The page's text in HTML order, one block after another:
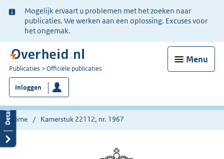
Ter
informatie:
Mogelijk ervaart u problemen met het zoeken naar
publicaties. We werken aan een oplossing. Excuses voor
het ongemak.
Menu
U
bent
nu
hier:
Publicaties Officiële publicaties
Inloggen
Home Kamerstuk 22112, nr. 1967